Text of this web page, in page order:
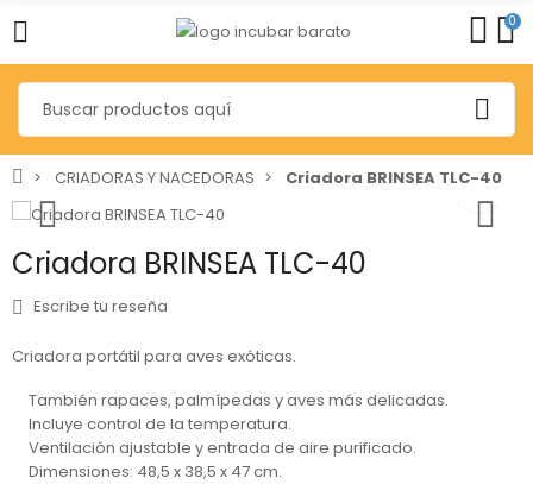
0
CRIADORAS Y NACEDORAS Criadora BRINSEA TLC-40
Criadora BRINSEA TLC-40
Escribe tu reseña
Criadora portátil para aves exóticas.
También rapaces, palmípedas y aves más delicadas.
Incluye control de la temperatura.
Ventilación ajustable y entrada de aire purificado.
Dimensiones: 48,5 x 38,5 x 47 cm.